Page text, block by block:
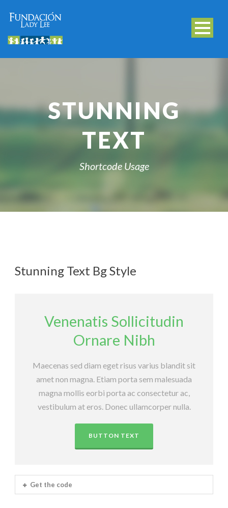
STUNNING
TEXT
Shortcode Usage
Stunning Text Bg Style
Venenatis Sollicitudin
Ornare Nibh
Maecenas sed diam eget risus varius blandit sit
amet non magna. Etiam porta sem malesuada
magna mollis eorbi porta ac consectetur ac,
vestibulum at eros. Donec ullamcorper nulla.
BUTTON TEXT
Get the code